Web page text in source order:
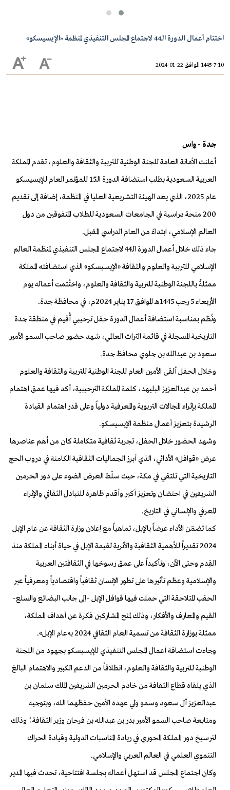
اختتام أعمال الدورة الـ44 لاجتماع المجلس التنفيذي لمنظمة «الإيسيسكو»
1445-7-10 الموافق 22-01-2024
جدة - واس
أعلنت الأمانة العامة للجنة الوطنية للتربية والثقافة والعلوم، تقدم المملكة
العربية السعودية بطلب استضافة الدورة الـ15 للمؤتمر العام للإيسيسكو
عام 2025، الذي يعد الهيئة التشريعية العليا في المنظمة، إضافة إلى تقديم
200 منحة دراسية في الجامعات السعودية للطلاب المتفوقين من دول
العالم الإسلامي، ابتداءً من العام الدراسي المقبل.
جاء ذلك خلال أعمال الدورة الـ44 لاجتماع المجلس التنفيذي لمنظمة العالم
الإسلامي للتربية والعلوم والثقافة «الإيسيسكو» الذي استضافته المملكة
ممثلةً باللجنة الوطنية للتربية والثقافة والعلوم، واختُتمت أعماله يوم
الأربعاء 5 رجب 1445هـ الموافق 17 يناير 2024م، في محافظة جدة.
ونُظم بمناسبة استضافة أعمال الدورة حفل ترحيبي أُقيم في منطقة جدة
التاريخية المسجلة في قائمة التراث العالمي، شهد حضور صاحب السمو الأمير
سعود بن عبدالله بن جلوي محافظ جدة.
وخلال الحفل ألقى الأمين العام للجنة الوطنية للتربية والثقافة والعلوم
أحمد بن عبدالعزيز البليهد، كلمة المملكة الترحيبية، أكد فيها عمق اهتمام
المملكة بإثراء المجالات التربوية والمعرفية دولياً وعلى قدر اهتمام القيادة
الرشيدة بتعزيز أعمال منظمة الإيسيسكو.
وشهد الحضور خلال الحفل، تجربة ثقافية متكاملة كان من أهم عناصرها
عرض «قوافل» الأدائي، الذي أبرز الجماليات الثقافية الكامنة في دروب الحج
التاريخية التي تلتقي في مكة، حيث سلّط العرض الضوء على دور الحرمين
الشريفين في احتضان وتعزيز أكبر وأقدم ظاهرة للتبادل الثقافي والإثراء
المعرفي والإنساني في التاريخ.
كما تضمّن الأداء عرضاً بالإبل، تماهياً مع إعلان وزارة الثقافة عن عام الإبل
2024 تقديراً للأهمية الثقافية والأثرية لقيمة الإبل في حياة أبناء المملكة منذ
القِدم وحتى الآن، وتأكيداً على عمق رسوخها في الثقافتين العربية
والإسلامية وعظم تأثيرها على تطور الإنسان ثقافياً واقتصادياً ومعرفياً عبر
الحقب المتلاحقة التي حملت فيها قوافل الإبل –إلى جانب البضائع والسلع–
القيم والمعارف والأفكار، وذلك لمنح المشاركين فكرة عن أهداف المملكة،
ممثلة بوزارة الثقافة من تسمية العام الثقافي 2024 بـ«عام الإبل».
وجاءت استضافة أعمال المجلس التنفيذي للإيسيسكو بجهود من اللجنة
الوطنية للتربية والثقافة والعلوم، انطلاقاً من الدعم الكبير والاهتمام البالغ
الذي يلقاه قطاع الثقافة من خادم الحرمين الشريفين الملك سلمان بن
عبدالعزيز آل سعود وسمو ولي عهده الأمين حفظهما الله، وبتوجيه
ومتابعة صاحب السمو الأمير بدر بن عبدالله بن فرحان وزير الثقافة؛ وذلك
لترسيخ دور المملكة المحوري في ريادة المناسبات الدولية وقيادة الحراك
التنموي العلمي في العالم العربي والإسلامي.
وكان اجتماع المجلس قد استهل أعماله بجلسة افتتاحية، تحدث فيها المدير